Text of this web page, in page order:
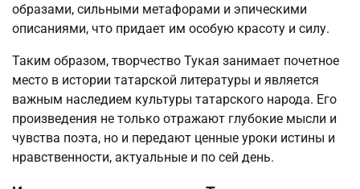
образами, сильными метафорами и эпическими
описаниями, что придает им особую красоту и силу.
Таким образом, творчество Тукая занимает почетное
место в истории татарской литературы и является
важным наследием культуры татарского народа. Его
произведения не только отражают глубокие мысли и
чувства поэта, но и передают ценные уроки истины и
нравственности, актуальные и по сей день.